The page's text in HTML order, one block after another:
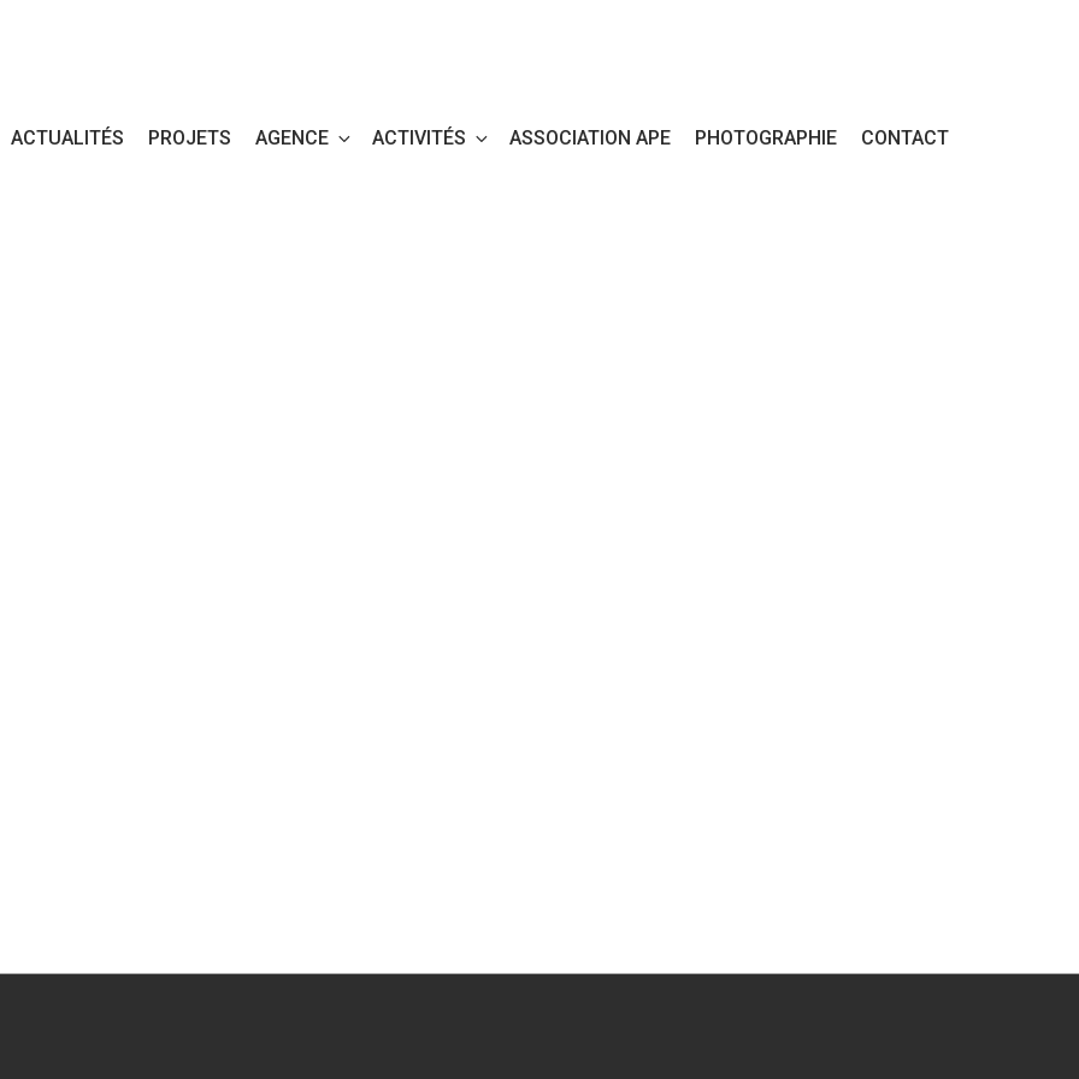
ACTUALITÉS PROJETS AGENCE ACTIVITÉS ASSOCIATION APE PHOTOGRAPHIE CONTACT